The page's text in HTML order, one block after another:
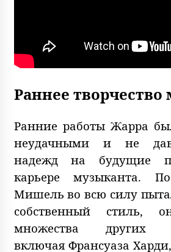
Раннее
Ранние работы Жарра
неудачными и не
надежд на будущие
карьере музыканта.
Мишель во всю силу
собственный стиль,
множества других
включая Франсуаза